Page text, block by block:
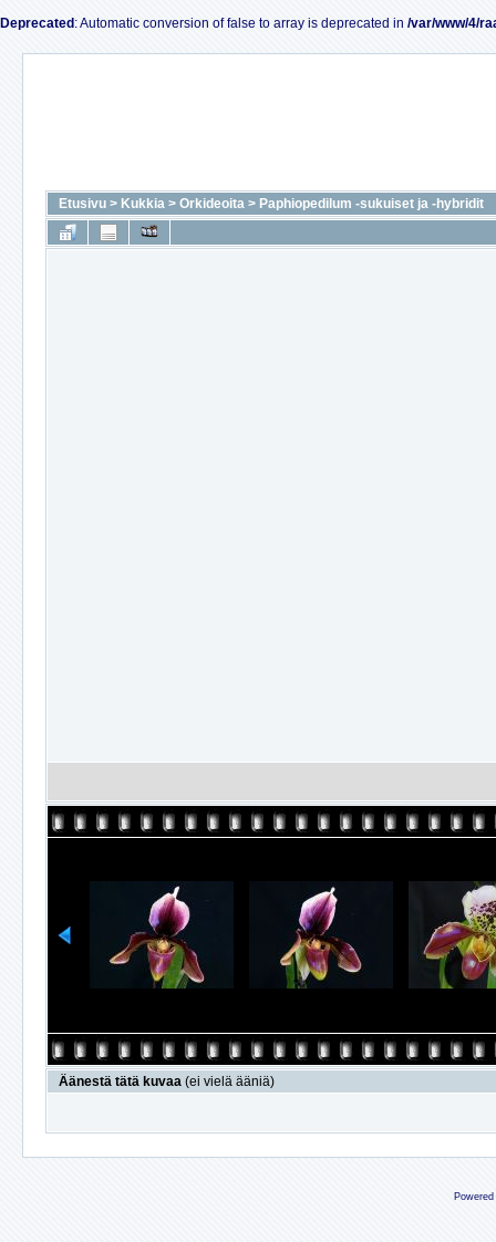
Deprecated : Automatic conversion of false to array is deprecated in /var/www/4/
Etusivu > Kukkia > Orkideoita > Paphiopedilum -sukuiset ja -hybridit
Äänestä tätä kuvaa (ei vielä ääniä)